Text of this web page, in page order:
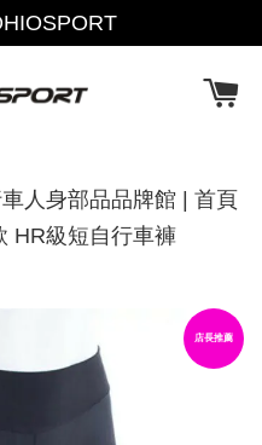
人身部品品牌館 | 首頁
HR級短自行車褲
店長推薦